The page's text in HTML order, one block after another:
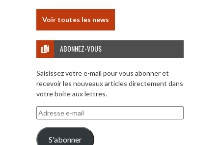
Voir toutes les news
ABONNEZ-VOUS
Saisissez votre e-mail pour vous abonner et
recevoir les nouveaux articles directement dans
votre boite aux lettres.
Adresse
e-
mail
S'abonner